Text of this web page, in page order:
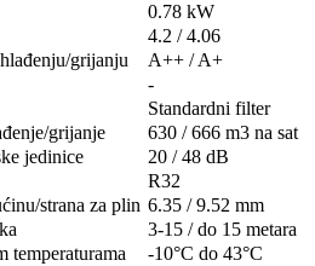
0.78 kW
4.2 / 4.06
grijanju
A++ / A+
-
Standardni filter
grijanje
630 / 666 m3 na sat
jedinice
20 / 48 dB
R32
strana za plin 6.35 / 9.52 mm
3-15 / do 15 metara
temperaturama
-10°C do 43°C